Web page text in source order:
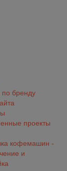
бренду
проекты
кофемашин -
и